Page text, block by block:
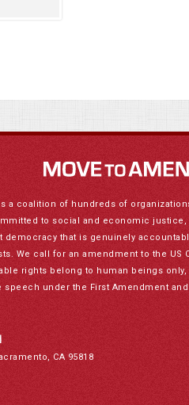
a coalition of hundreds of
to social and economic
democracy that is genuinely
We call for an amendment to the US
rights belong to human beings
speech under the First Amendment
CA 95818